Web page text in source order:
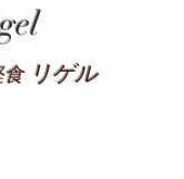
食リゲル